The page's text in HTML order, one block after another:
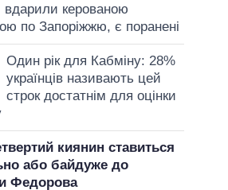
вдарили керованою
по Запоріжжю, є поранені
Один рік для Кабміну: 28%
українців називають цей
строк достатнім для оцінки
киянин ставиться
або байдуже до
Федорова